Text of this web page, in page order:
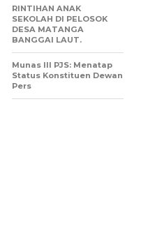
RINTIHAN ANAK
SEKOLAH DI PELOSOK
DESA MATANGA
BANGGAI LAUT.
Munas III PJS: Menatap
Status Konstituen Dewan
Pers